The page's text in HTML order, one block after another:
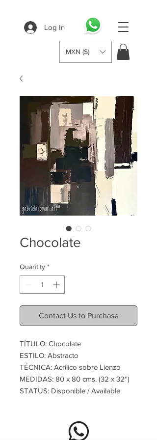
MXN ($)
Log In
Chocolate
Quantity *
Contact Us to Purchase
TÍTULO: Chocolate
ESTILO: Abstracto
TÉCNICA: Acrílico sobre Lienzo
MEDIDAS: 80 x 80 cms. (32 x 32'')
STATUS: Disponible / Available